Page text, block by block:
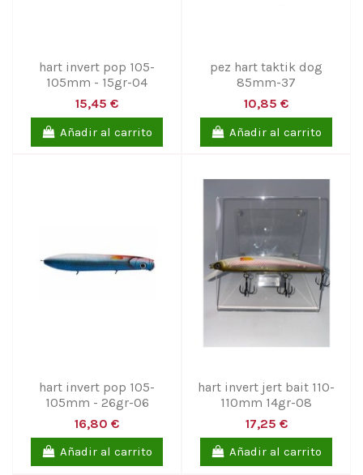
hart invert pop 105-
105mm - 15gr-04
15,45 €
Añadir al carrito
pez hart taktik dog
85mm-37
10,85 €
Añadir al carrito
hart invert pop 105-
105mm - 26gr-06
16,80 €
Añadir al carrito
hart invert jert bait 110-
110mm 14gr-08
17,25 €
Añadir al carrito